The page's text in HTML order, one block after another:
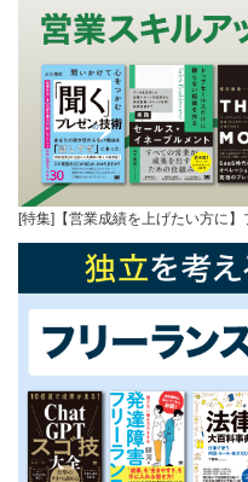
[特集]【営業成績を上げたい方に